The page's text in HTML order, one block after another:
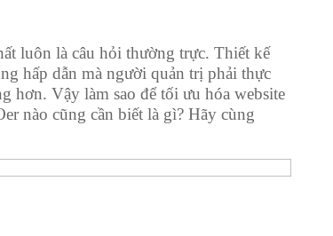
luôn là câu hỏi thường trực. Thiết kế
hấp dẫn mà người quản trị phải thực
hơn. Vậy làm sao để tối ưu hóa website
nào cũng cần biết là gì? Hãy cùng